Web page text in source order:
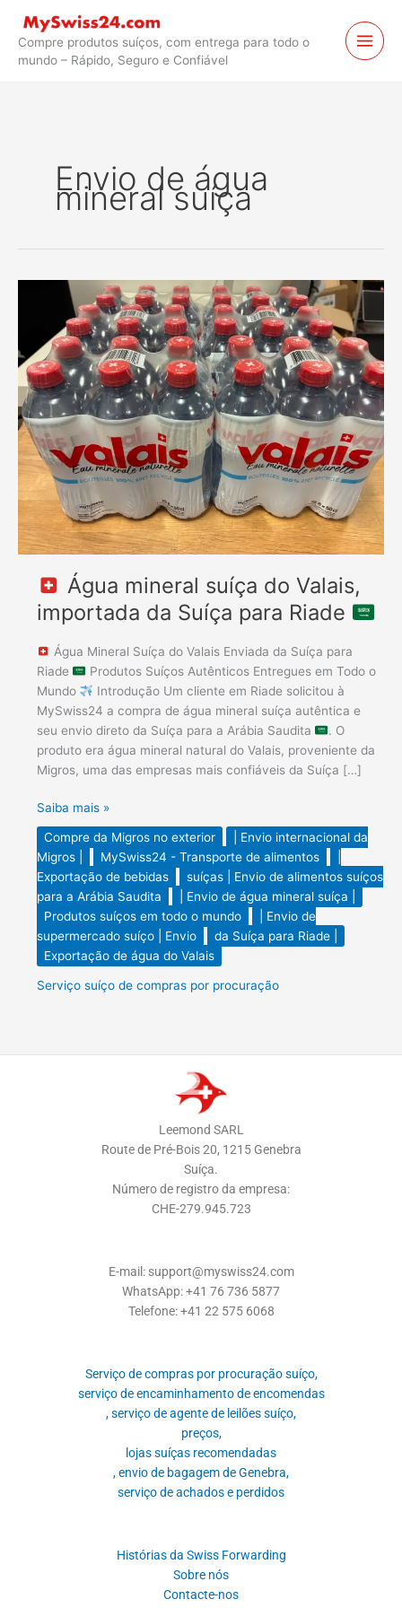
para
conteúdo
Compre produtos suíços, com entrega para todo o
mundo – Rápido, Seguro e Confiável
Envio de água
mineral suíça
Água mineral suíça do Valais,
importada da Suíça para Riade
Água Mineral Suíça do Valais Enviada da Suíça para
Riade
Produtos Suíços Autênticos Entregues em Todo o
Mundo
Introdução Um cliente em Riade solicitou à
MySwiss24 a compra de água mineral suíça autêntica e
seu envio direto da Suíça para a Arábia Saudita
. O
produto era água mineral natural do Valais, proveniente da
Migros, uma das empresas mais confiáveis ​​da Suíça […]
mineral
suíça
do
Valais,
importada
da
Suíça
para
Riade
Saiba mais »
Compre da Migros no exterior
| Envio internacional da
Migros |
MySwiss24 - Transporte de alimentos
Exportação de bebidas
suíças | Envio de alimentos suíços
para a Arábia Saudita
| Envio de água mineral suíça |
Produtos suíços em todo o mundo
| Envio de
supermercado suíço | Envio
da Suíça para Riade |
Exportação de água do Valais
Serviço suíço de compras por procuração
Leemond SARL
Route de Pré-Bois 20, 1215 Genebra
Suíça.
Número de registro da empresa:
CHE-279.945.723
E-mail: support@myswiss24.com
WhatsApp: +41 76 736 5877
Telefone: +41 22 575 6068
Serviço de compras por procuração suíço,
serviço de encaminhamento de encomendas
, serviço de agente de leilões suíço,
preços,
lojas suíças recomendadas
, envio de bagagem de Genebra,
serviço de achados e perdidos
Histórias da Swiss Forwarding
Sobre nós
Contacte-nos